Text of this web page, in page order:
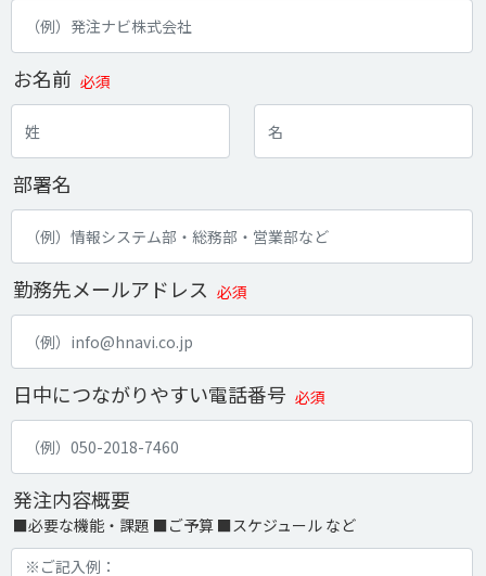
お名前 必須
部署名
勤務先メールアドレス 必須
日中につながりやすい電話番号 必須
発注内容概要
■必要な機能・課題 ■ご予算 ■スケジュール など